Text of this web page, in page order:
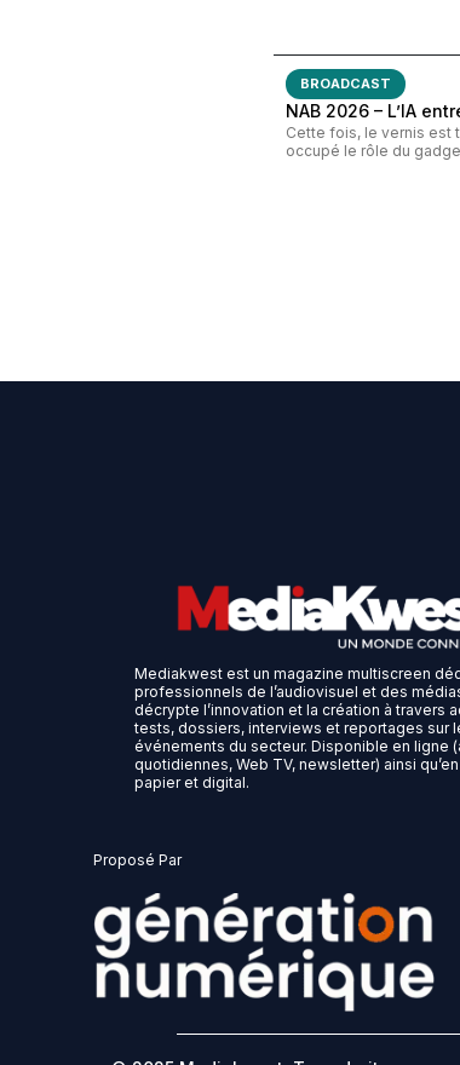
BROADCAST
NAB 2026 – L’IA
Cette fois, le vernis est
occupé le rôle du
Mediakwest est un magazine multiscreen
professionnels de l’audiovisuel et des
décrypte l’innovation et la création à travers
tests, dossiers, interviews et reportages sur
événements du secteur. Disponible en ligne
quotidiennes, Web TV, newsletter) ainsi
papier et digital.
Proposé Par